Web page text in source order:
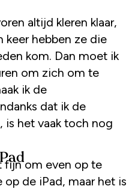
altijd kleren klaar,
keer hebben ze die
kom. Dan moet ik
om zich om te
ik de
dat ik de
is het vaak toch nog
fijn om even op te
de iPad, maar het is